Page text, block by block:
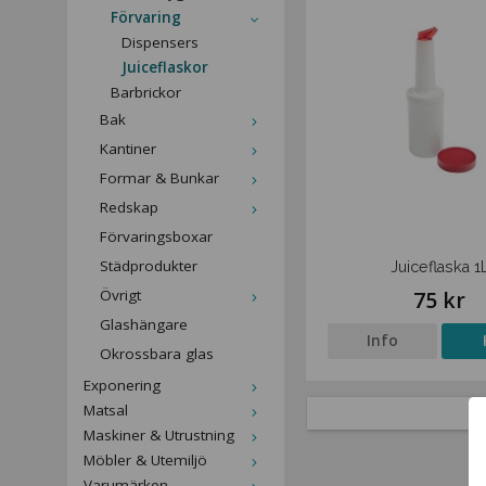
Förvaring
Dispensers
Juiceflaskor
Barbrickor
Bak
Kantiner
Formar & Bunkar
Redskap
Förvaringsboxar
Städprodukter
Övrigt
Glashängare
Okrossbara glas
Exponering
Matsal
Maskiner & Utrustning
Möbler & Utemiljö
Juiceflaska
75 kr
Info